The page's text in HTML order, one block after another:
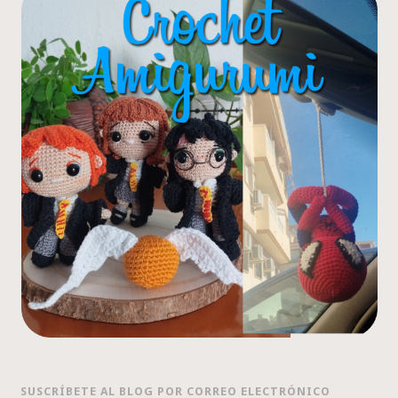
SUSCRÍBETE AL BLOG POR CORREO ELECTRÓNICO